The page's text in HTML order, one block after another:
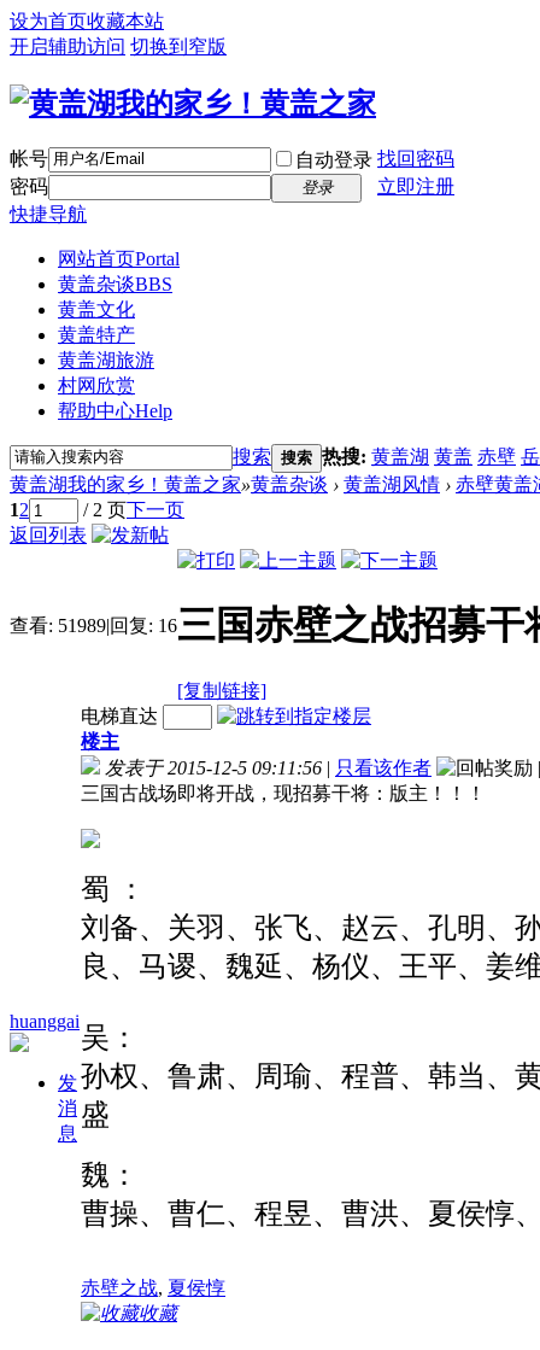
设为首页收藏本站
开启辅助访问 切换到窄版
帐号 自动登录 找回密码
密码
登录
立即注册
快捷导航
网站首页Portal
黄盖杂谈BBS
黄盖文化
黄盖特产
黄盖湖旅游
村网欣赏
帮助中心Help
搜索 搜索 热搜: 黄盖湖 黄盖 赤壁
黄盖湖我的家乡！黄盖之家»黄盖杂谈 › 黄盖湖风情 › 赤壁黄盖
12 / 2 页下一页
返回列表
查看: 51989|回复: 16三国赤壁之战招募干
[复制链接]
huanggai
发
消
息
电梯直达
楼主
发表于 2015-12-5 09:11:56 | 只看该作者
|
三国古战场即将开战，现招募干将：版主！！！
蜀 ：
刘备、关羽、张飞、赵云、孔明、
良、马谡、魏延、杨仪、王平、姜
吴：
孙权、鲁肃、周瑜、程普、韩当、
盛
魏：
曹操、曹仁、程昱、曹洪、夏侯惇
赤壁之战, 夏侯惇
收藏